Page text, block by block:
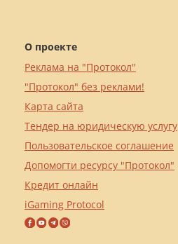
О проекте
Реклама на "Протокол"
"Протокол" без реклами!
Карта сайта
Тендер на юридическую услугу
Пользовательское соглашение
Допомогти ресурсу "Протокол"
Кредит онлайн
iGaming Protocol